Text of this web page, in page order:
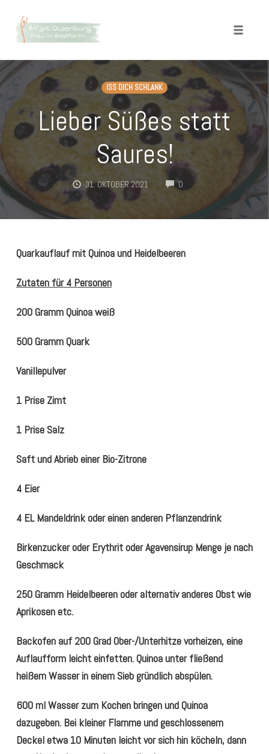
Skip
to
content
ISS DICH SCHLANK
Lieber Süßes statt
Saures!
31. OKTOBER 2021 0 COMMENTS
Quarkauflauf mit Quinoa und Heidelbeeren
Zutaten für 4 Personen
200 Gramm Quinoa weiß
500 Gramm Quark
Vanillepulver
1 Prise Zimt
1 Prise Salz
Saft und Abrieb einer Bio-Zitrone
4 Eier
4 EL Mandeldrink oder einen anderen Pflanzendrink
Birkenzucker oder Erythrit oder Agavensirup Menge je nach
Geschmack
250 Gramm Heidelbeeren oder alternativ anderes Obst wie
Aprikosen etc.
Backofen auf 200 Grad Ober-/Unterhitze vorheizen, eine
Auflaufform leicht einfetten. Quinoa unter fließend
heißem Wasser in einem Sieb gründlich abspülen.
600 ml Wasser zum Kochen bringen und Quinoa
dazugeben. Bei kleiner Flamme und geschlossenem
Deckel etwa 10 Minuten leicht vor sich hin köcheln, dann